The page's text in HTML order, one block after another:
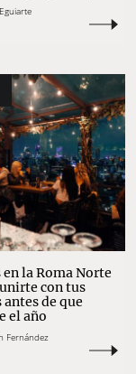
en la Roma Norte
con tus
de que
el año
Fernández